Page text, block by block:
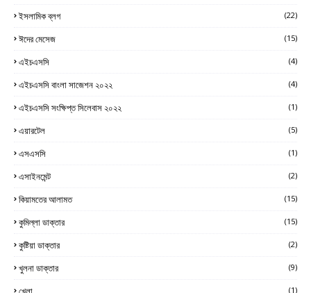
ইসলামিক ব্লগ (22)
ঈদের মেসেজ (15)
এইচএসসি (4)
এইচএসসি বাংলা সাজেশন ২০২২ (4)
এইচএসসি সংক্ষিপ্ত সিলেবাস ২০২২ (1)
এয়ারটেল (5)
এসএসসি (1)
এসাইনমেন্ট (2)
কিয়ামতের আলামত (15)
কুমিল্লা ডাক্তার (15)
কুষ্টিয়া ডাক্তার (2)
খুলনা ডাক্তার (9)
(1)